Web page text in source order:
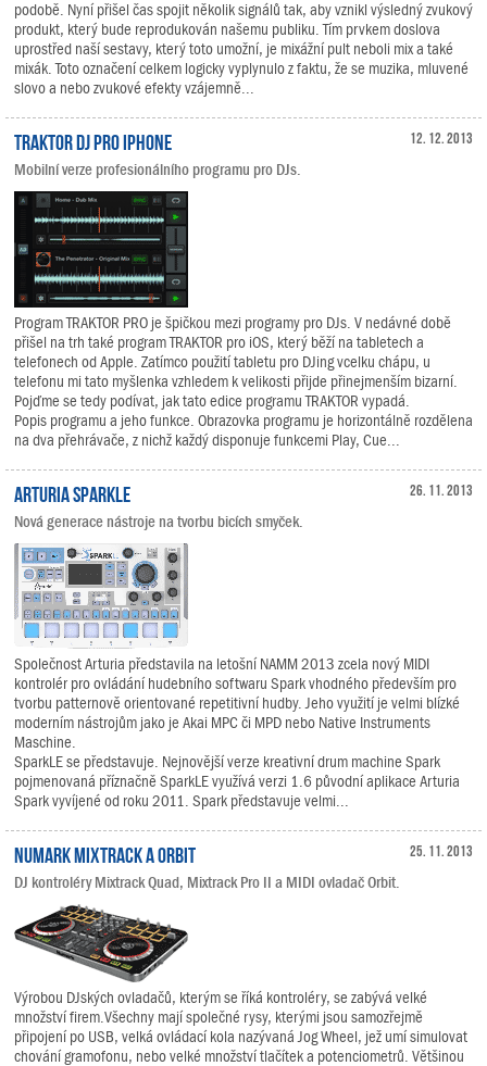
podobě. Nyní přišel čas spojit několik signálů tak, aby vznikl výsledný zvukový
produkt, který bude reprodukován našemu publiku. Tím prvkem doslova
uprostřed naší sestavy, který toto umožní, je mixážní pult neboli mix a také
mixák. Toto označení celkem logicky vyplynulo z faktu, že se muzika, mluvené
slovo a nebo zvukové efekty vzájemně...
12. 12. 2013
TRAKTOR DJ pro iPhone
Mobilní verze profesionálního programu pro DJs.
Program TRAKTOR PRO je špičkou mezi programy pro DJs. V nedávné době
přišel na trh také program TRAKTOR pro iOS, který běží na tabletech a
telefonech od Apple. Zatímco použití tabletu pro DJing vcelku chápu, u
telefonu mi tato myšlenka vzhledem k velikosti přijde přinejmenším bizarní.
Pojďme se tedy podívat, jak tato edice programu TRAKTOR vypadá.
Popis programu a jeho funkce. Obrazovka programu je horizontálně rozdělena
na dva přehrávače, z nichž každý disponuje funkcemi Play, Cue...
26. 11. 2013
Arturia SparkLE
Nová generace nástroje na tvorbu bicích smyček.
Společnost Arturia představila na letošní NAMM 2013 zcela nový MIDI
kontrolér pro ovládání hudebního softwaru Spark vhodného především pro
tvorbu patternově orientované repetitivní hudby. Jeho využití je velmi blízké
moderním nástrojům jako je Akai MPC či MPD nebo Native Instruments
Maschine.
SparkLE se představuje. Nejnovější verze kreativní drum machine Spark
pojmenovaná příznačně SparkLE využívá verzi 1.6 původní aplikace Arturia
Spark vyvíjené od roku 2011. Spark představuje velmi...
25. 11. 2013
Numark Mixtrack a Orbit
DJ kontroléry Mixtrack Quad, Mixtrack Pro II a MIDI ovladač Orbit.
Výrobou DJských ovladačů, kterým se říká kontroléry, se zabývá velké
množství firem.Všechny mají společné rysy, kterými jsou samozřejmě
připojení po USB, velká ovládací kola nazývaná Jog Wheel, jež umí simulovat
chování gramofonu, nebo velké množství tlačítek a potenciometrů. Většinou